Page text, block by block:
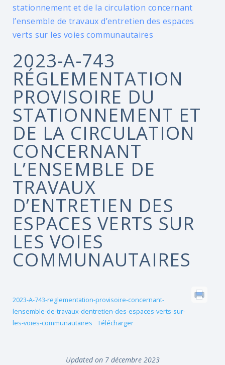
stationnement et de la circulation concernant
l’ensemble de travaux d’entretien des espaces
verts sur les voies communautaires
2023-A-743
RÉGLEMENTATION
PROVISOIRE DU
STATIONNEMENT ET
DE LA CIRCULATION
CONCERNANT
L’ENSEMBLE DE
TRAVAUX
D’ENTRETIEN DES
ESPACES VERTS SUR
LES VOIES
COMMUNAUTAIRES
2023-A-743-reglementation-provisoire-concernant-
lensemble-de-travaux-dentretien-des-espaces-verts-sur-
les-voies-communautaires
Télécharger
Updated on 7 décembre 2023